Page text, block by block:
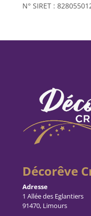
N° SIRET :
Décorêve
Adresse
1 Allée des Eglantiers
91470, Limours